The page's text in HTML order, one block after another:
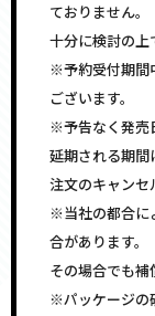
ておりません。
十分に検討の上
※予約受付期間
ございます。
※予告なく発売
延期される期間
注文のキャンセ
※当社の都合に
合があります。
その場合でも補
※パッケージの